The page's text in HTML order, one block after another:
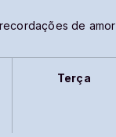
de
Terça